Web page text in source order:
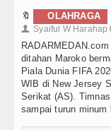
🔖 OLAHRAGA
👤 Syaiful W Harahap
ditahan Maroko
Piala Dunia FIFA
WIB di New Jersey
Serikat (AS).
sampai turun